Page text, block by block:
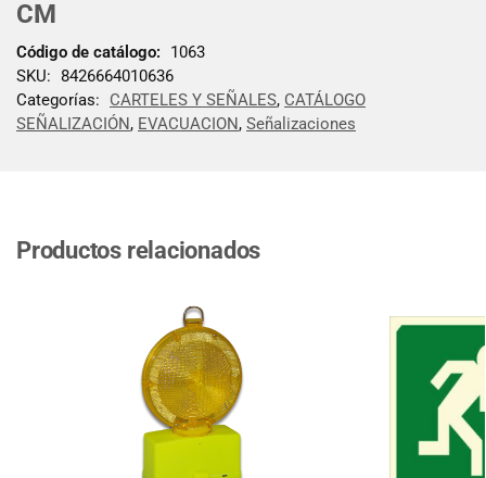
CM
Código de catálogo:
1063
SKU: 8426664010636
Categorías:
CARTELES Y SEÑALES, CATÁLOGO
SEÑALIZACIÓN, EVACUACION, Señalizaciones
Productos relacionados